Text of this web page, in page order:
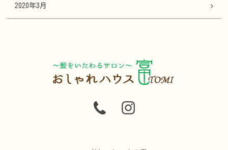
2020年3月